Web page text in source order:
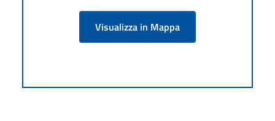
Visualizza in Mappa